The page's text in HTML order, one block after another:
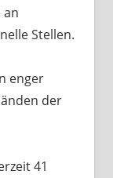
an
Stellen.
enger
der
41